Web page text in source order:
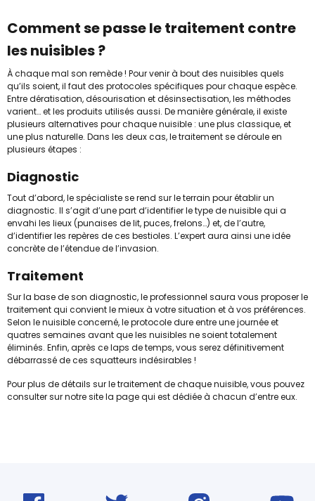
Comment se passe le traitement contre
les nuisibles ?
À chaque mal son remède ! Pour venir à bout des nuisibles quels
qu’ils soient, il faut des protocoles spécifiques pour chaque espèce.
Entre dératisation, désourisation et désinsectisation, les méthodes
varient… et les produits utilisés aussi. De manière générale, il existe
plusieurs alternatives pour chaque nuisible : une plus classique, et
une plus naturelle. Dans les deux cas, le traitement se déroule en
plusieurs étapes :
Diagnostic
Tout d’abord, le spécialiste se rend sur le terrain pour établir un
diagnostic. Il s’agit d’une part d’identifier le type de nuisible qui a
envahi les lieux (punaises de lit, puces, frelons…) et, de l’autre,
d’identifier les repères de ces bestioles. L’expert aura ainsi une idée
concrète de l’étendue de l’invasion.
Traitement
Sur la base de son diagnostic, le professionnel saura vous proposer le
traitement qui convient le mieux à votre situation et à vos préférences.
Selon le nuisible concerné, le protocole dure entre une journée et
quatres semaines avant que les nuisibles ne soient totalement
éliminés. Enfin, après ce laps de temps, vous serez définitivement
débarrassé de ces squatteurs indésirables !
Pour plus de détails sur le traitement de chaque nuisible, vous pouvez
consulter sur notre site la page qui est dédiée à chacun d’entre eux.